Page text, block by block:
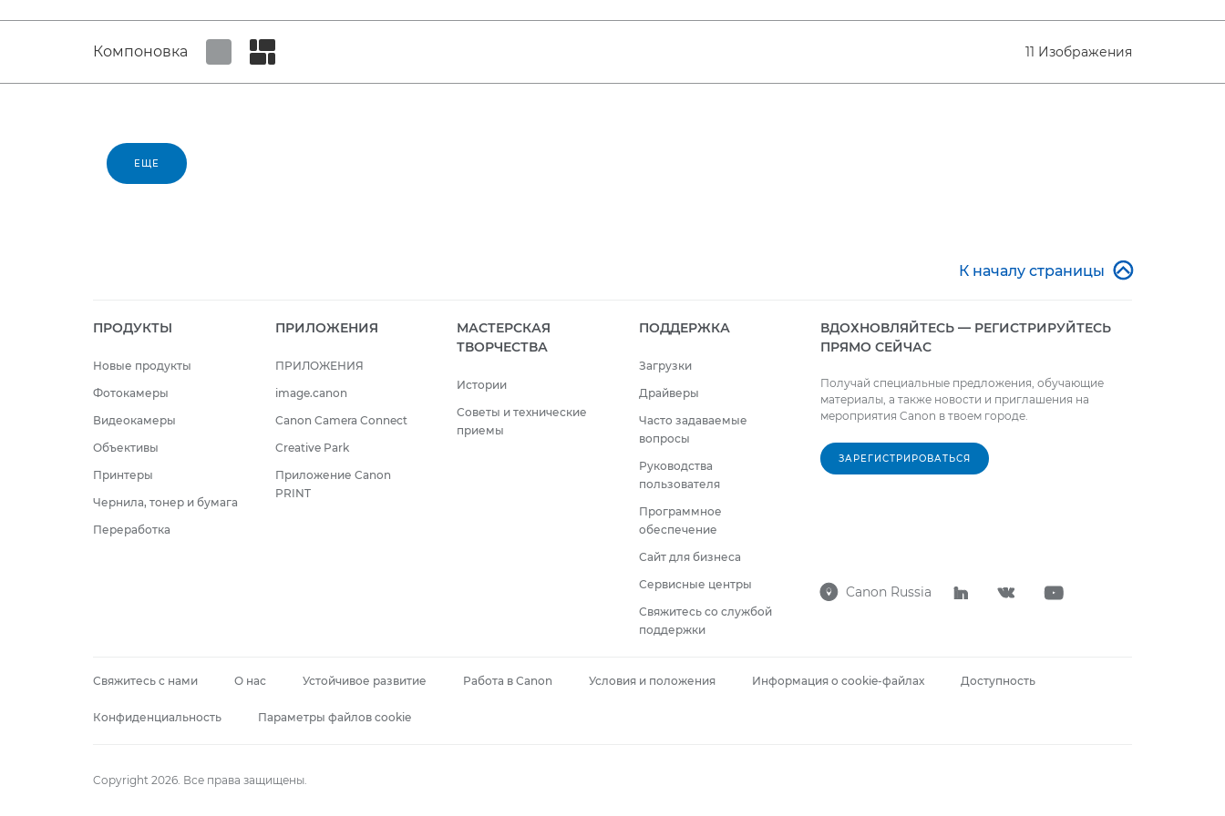
Компоновка 11 Изображения
ЕЩЕ
К началу страницы 
ПРОДУКТЫ
Новые продукты
Фотокамеры
Видеокамеры
Объективы
Принтеры
Чернила, тонер и бумага
Переработка
ПРИЛОЖЕНИЯ
ПРИЛОЖЕНИЯ
image.canon
Canon Camera Connect
Creative Park
Приложение Canon
PRINT
МАСТЕРСКАЯ
ТВОРЧЕСТВА
Истории
Советы и технические
приемы
ПОДДЕРЖКА
Загрузки
Драйверы
Часто задаваемые
вопросы
Руководства
пользователя
Программное
обеспечение
Сайт для бизнеса
Сервисные центры
Свяжитесь со службой
поддержки
ВДОХНОВЛЯЙТЕСЬ — РЕГИСТРИРУЙТЕСЬ
ПРЯМО СЕЙЧАС
Получай специальные предложения, обучающие
материалы, а также новости и приглашения на
мероприятия Canon в твоем городе.
ЗАРЕГИСТРИРОВАТЬСЯ
 Canon Russia   
Свяжитесь с нами О нас Устойчивое развитие Работа в Canon Условия и положения Информация о cookie-файлах Доступность
Конфиденциальность Параметры файлов cookie
Copyright 2026. Все права защищены.